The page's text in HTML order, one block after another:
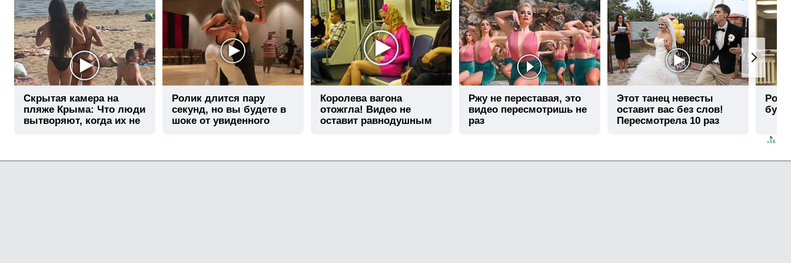
Скрытая камера на
пляже Крыма: Что люди
вытворяют, когда их не
Ролик длится пару
секунд, но вы будете в
шоке от увиденного
Королева вагона
отожгла! Видео не
оставит равнодушным
Ржу не переставая, это
видео пересмотришь не
раз
Этот танец невесты
оставит вас без слов!
Пересмотрела 10 раз